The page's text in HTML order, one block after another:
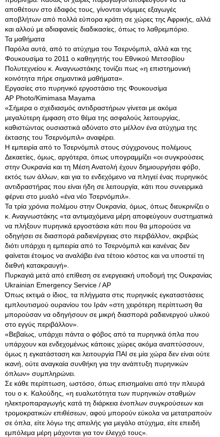
αποθέτουν στο έδαφός τους, γίνονται νόμιμες εξαγωγές
αποβλήτων από πολλά εύπορα κράτη σε χώρες της Αφρικής, αλλά
και αλλού με αδιαφανείς διαδικασίες, όπως το λαθρεμπόριο.
Τα μαθήματα
Παρόλα αυτά, από το ατύχημα του Τσερνόμπιλ, αλλά και της
Φουκουσίμα το 2011 ο καθηγητής του Εθνικού Μετσοβίου
Πολυτεχνείου κ. Αναγνωστάκης τονίζει πως «η επιστημονική
κοινότητα πήρε σημαντικά μαθήματα».
Εργασίες στο πυρηνικό εργοστάσιο της Φουκουσίμα
AP Photo/Kimimasa Mayama
«Σήμερα ο σχεδιασμός αντιδραστήρων γίνεται με ακόμα
μεγαλύτερη έμφαση στο θέμα της ασφαλούς λειτουργίας,
καθιστώντας ουσιαστικά αδύνατο στο μέλλον ένα ατύχημα της
έκτασης του Τσερνόμπιλ» αναφέρει.
Η εμπειρία από το Τσερνόμπιλ στους σύγχρονους πολέμους
Δεκαετίες, όμως, αργότερα, όπως υπογραμμίζει «οι συγκρούσεις
στην Ουκρανία και τη Μέση Ανατολή έχουν δημιουργήσει φόβο,
εκτός των άλλων, και για το ενδεχόμενο να πληγεί ένας πυρηνικός
αντιδραστήρας που είναι ήδη σε λειτουργία, κάτι που συνειρμικά
φέρνει στο μυαλό «ένα νέο Τσερνόμπιλ».
Τα τρία χρόνια πολέμου στην Ουκρανία, όμως, όπως διευκρινίζει ο
κ. Αναγνωστάκης «τα αντιμαχόμενα μέρη αποφεύγουν συστηματικά
να πλήξουν πυρηνικά εργοστάσια κάτι που θα μπορούσε να
οδηγήσει σε διασπορά ραδιενέργειας στο περιβάλλον, ακριβώς
διότι υπάρχει η εμπειρία από το Τσερνόμπιλ και κανένας δεν
φαίνεται έτοιμος να αναλάβει ένα τέτοιο κόστος και να υποστεί τη
διεθνή κατακραυγή».
Πυρκαγιά μετά από επίθεση σε ενεργειακή υποδομή της Ουκρανίας
Ukrainian Emergency Service / AP
Όπως εκτιμά ο ίδιος, τα πλήγματα στις πυρηνικές εγκαταστάσεις
εμπλουτισμού ουρανίου του Ιράν «στη χειρότερη περίπτωση θα
μπορούσαν να οδηγήσουν σε μικρή διασπορά ραδιενεργού υλικού
στο εγγύς περιβάλλον».
«Βεβαίως, υπάρχει πάντα ο φόβος από τα πυρηνικά όπλα που
υπάρχουν και ενδεχομένως κάποιες χώρες ακόμα αναπτύσσουν,
όμως η εγκατάσταση και λειτουργία ΠΑΙ σε μία χώρα δεν είναι ούτε
ικανή, ούτε αναγκαία συνθήκη για την ανάπτυξη πυρηνικών
όπλων» συμπληρώνει.
Σε κάθε περίπτωση, ωστόσο, όπως επισημαίνει από την πλευρά
του ο κ. Καλούδης, «η ευαλωτότητα των πυρηνικών σταθμών
ηλεκτροπαραγωγής κατά τη διάρκεια ένοπλων συγκρούσεων και
τρομοκρατικών επιθέσεων, αφού μπορούν εύκολα να μετατραπούν
σε όπλα, είτε λόγω της απειλής για μεγάλο ατύχημα, είτε επειδή
εμπόλεμα μέρη μάχονται για τον έλεγχό τους».